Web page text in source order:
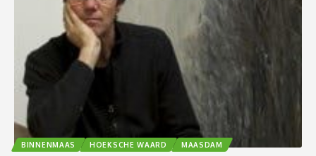
BINNENMAAS HOEKSCHE WAARD MAASDAM